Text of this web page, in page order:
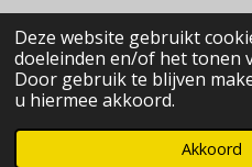
Deze website gebruikt
doeleinden en/of het tonen
Door gebruik te blijven
u hiermee akkoord.
Akkoord
© 2020 - 2026 MaRiBus